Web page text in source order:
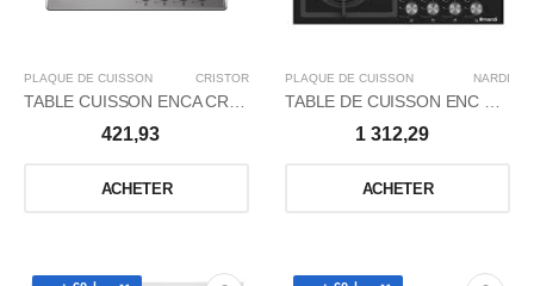
PLAQUE DE CUISSON CRISTOR
TABLE CUISSON ENCA CRISTOR60CM4FXGE/INOX
421,93
ACHETER
PLAQUE DE CUISSON NARDI
TABLE DE CUISSON ENC GAZ65CM/4FXW/G-GLAS
1 312,29
ACHETER